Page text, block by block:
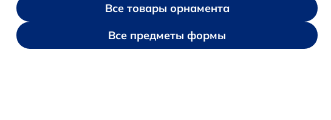
Все товары орнамента
Все предметы формы